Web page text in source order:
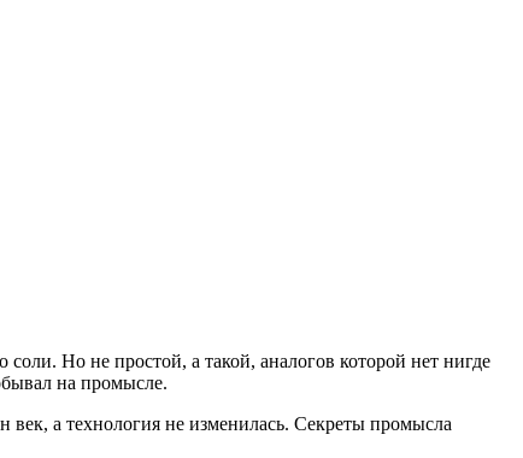
Но не простой, а такой, аналогов которой нет нигде
на промысле.
а технология не изменилась. Секреты промысла